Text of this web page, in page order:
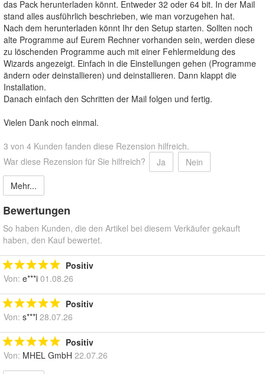
das Pack herunterladen könnt. Entweder 32 oder 64 bit. In der Mail
stand alles ausführlich beschrieben, wie man vorzugehen hat.
Nach dem herunterladen könnt Ihr den Setup starten. Sollten noch
alte Programme auf Eurem Rechner vorhanden sein, werden diese
zu löschenden Programme auch mit einer Fehlermeldung des
Wizards angezeigt. Einfach in die Einstellungen gehen (Programme
ändern oder deinstallieren) und deinstallieren. Dann klappt die
Installation.
Danach einfach den Schritten der Mail folgen und fertig.
Vielen Dank noch einmal.
3 von 4 Kunden fanden diese Rezension hilfreich.
War diese Rezension für Sie hilfreich?
Ja
Nein
Mehr...
Bewertungen
So haben Kunden, die den Artikel bei diesem Verkäufer gekauft
haben, den Kauf bewertet.
Positiv
Von: e***i 01.08.26
Positiv
Von: s***l 28.07.26
Positiv
Von: MHEL GmbH 22.07.26